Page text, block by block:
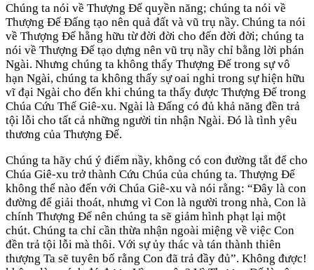
Chúng ta nói về Thượng Đế quyền năng; chúng ta nói về
Thượng Đế Đấng tạo nên quả đất và vũ trụ nầy. Chúng ta nói
về Thượng Đế hằng hữu từ đời đời cho đến đời đời; chúng ta
nói về Thượng Đế tạo dựng nên vũ trụ nầy chỉ bằng lời phán
Ngài. Nhưng chúng ta không thấy Thượng Đế trong sự vô
hạn Ngài, chúng ta không thấy sự oai nghi trong sự hiện hữu
vĩ đại Ngài cho đến khi chúng ta thấy được Thượng Đế trong
Chúa Cứu Thế Giê-xu. Ngài là Đấng có đủ khả năng đền trả
tội lỗi cho tất cả những người tin nhận Ngài. Đó là tình yêu
thương của Thượng Đế.
Chúng ta hãy chú ý điểm nầy, không có con đường tắt để cho
Chúa Giê-xu trở thành Cứu Chúa của chúng ta. Thượng Đế
không thể nào đến với Chúa Giê-xu và nói rằng: “Đây là con
đường để giải thoát, nhưng vì Con là người trong nhà, Con là
chính Thượng Đế nên chúng ta sẽ giảm hình phạt lại một
chút. Chúng ta chỉ cần thừa nhận ngoài miệng về việc Con
đền trả tội lỗi mà thôi. Với sự ủy thác và tán thành thiên
thượng Ta sẽ tuyên bố rằng Con đã trả đầy đủ”. Không được!